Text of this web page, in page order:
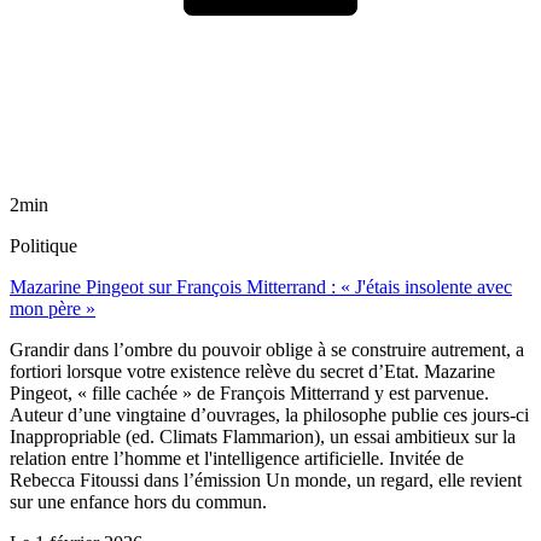
2min
Politique
Mazarine Pingeot sur François Mitterrand : « J'étais insolente avec
mon père »
Grandir dans l’ombre du pouvoir oblige à se construire autrement, a
fortiori lorsque votre existence relève du secret d’Etat. Mazarine
Pingeot, « fille cachée » de François Mitterrand y est parvenue.
Auteur d’une vingtaine d’ouvrages, la philosophe publie ces jours-ci
Inappropriable (ed. Climats Flammarion), un essai ambitieux sur la
relation entre l’homme et l'intelligence artificielle. Invitée de
Rebecca Fitoussi dans l’émission Un monde, un regard, elle revient
sur une enfance hors du commun.